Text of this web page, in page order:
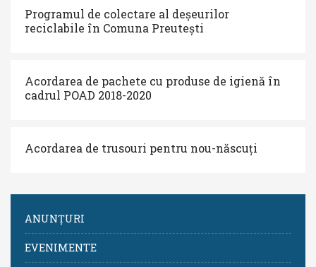
Programul de colectare al deșeurilor
reciclabile în Comuna Preutești
Acordarea de pachete cu produse de igienă în
cadrul POAD 2018-2020
Acordarea de trusouri pentru nou-născuți
ANUNȚURI
EVENIMENTE